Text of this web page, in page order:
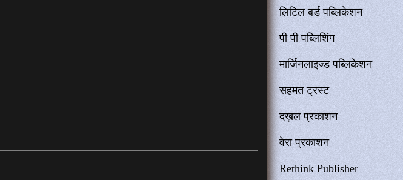
लिटिल बर्ड पब्लिकेशन
पी पी पब्लिशिंग
मार्जिनलाइज्ड पब्लिकेशन
सहमत ट्रस्ट
दख़ल प्रकाशन
वेरा प्रकाशन
Rethink Publisher